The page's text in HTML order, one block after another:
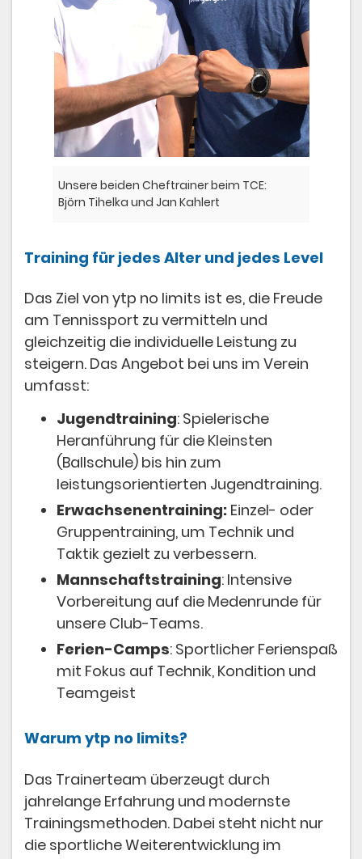
Unsere beiden Cheftrainer beim TCE:
Björn Tihelka und Jan Kahlert
Training für jedes Alter und jedes Level
Das Ziel von ytp no limits ist es, die Freude
am Tennissport zu vermitteln und
gleichzeitig die individuelle Leistung zu
steigern. Das Angebot bei uns im Verein
umfasst:
Jugendtraining: Spielerische
Heranführung für die Kleinsten
(Ballschule) bis hin zum
leistungsorientierten Jugendtraining.
Erwachsenentraining: Einzel- oder
Gruppentraining, um Technik und
Taktik gezielt zu verbessern.
Mannschaftstraining: Intensive
Vorbereitung auf die Medenrunde für
unsere Club-Teams.
Ferien-Camps: Sportlicher Ferienspaß
mit Fokus auf Technik, Kondition und
Teamgeist
Warum ytp no limits?
Das Trainerteam überzeugt durch
jahrelange Erfahrung und modernste
Trainingsmethoden. Dabei steht nicht nur
die sportliche Weiterentwicklung im